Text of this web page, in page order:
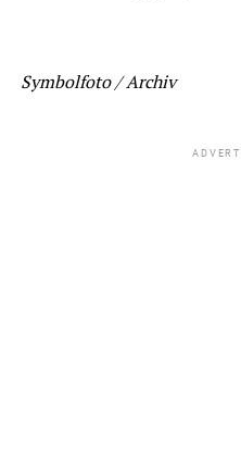
Symbolfoto / Archiv